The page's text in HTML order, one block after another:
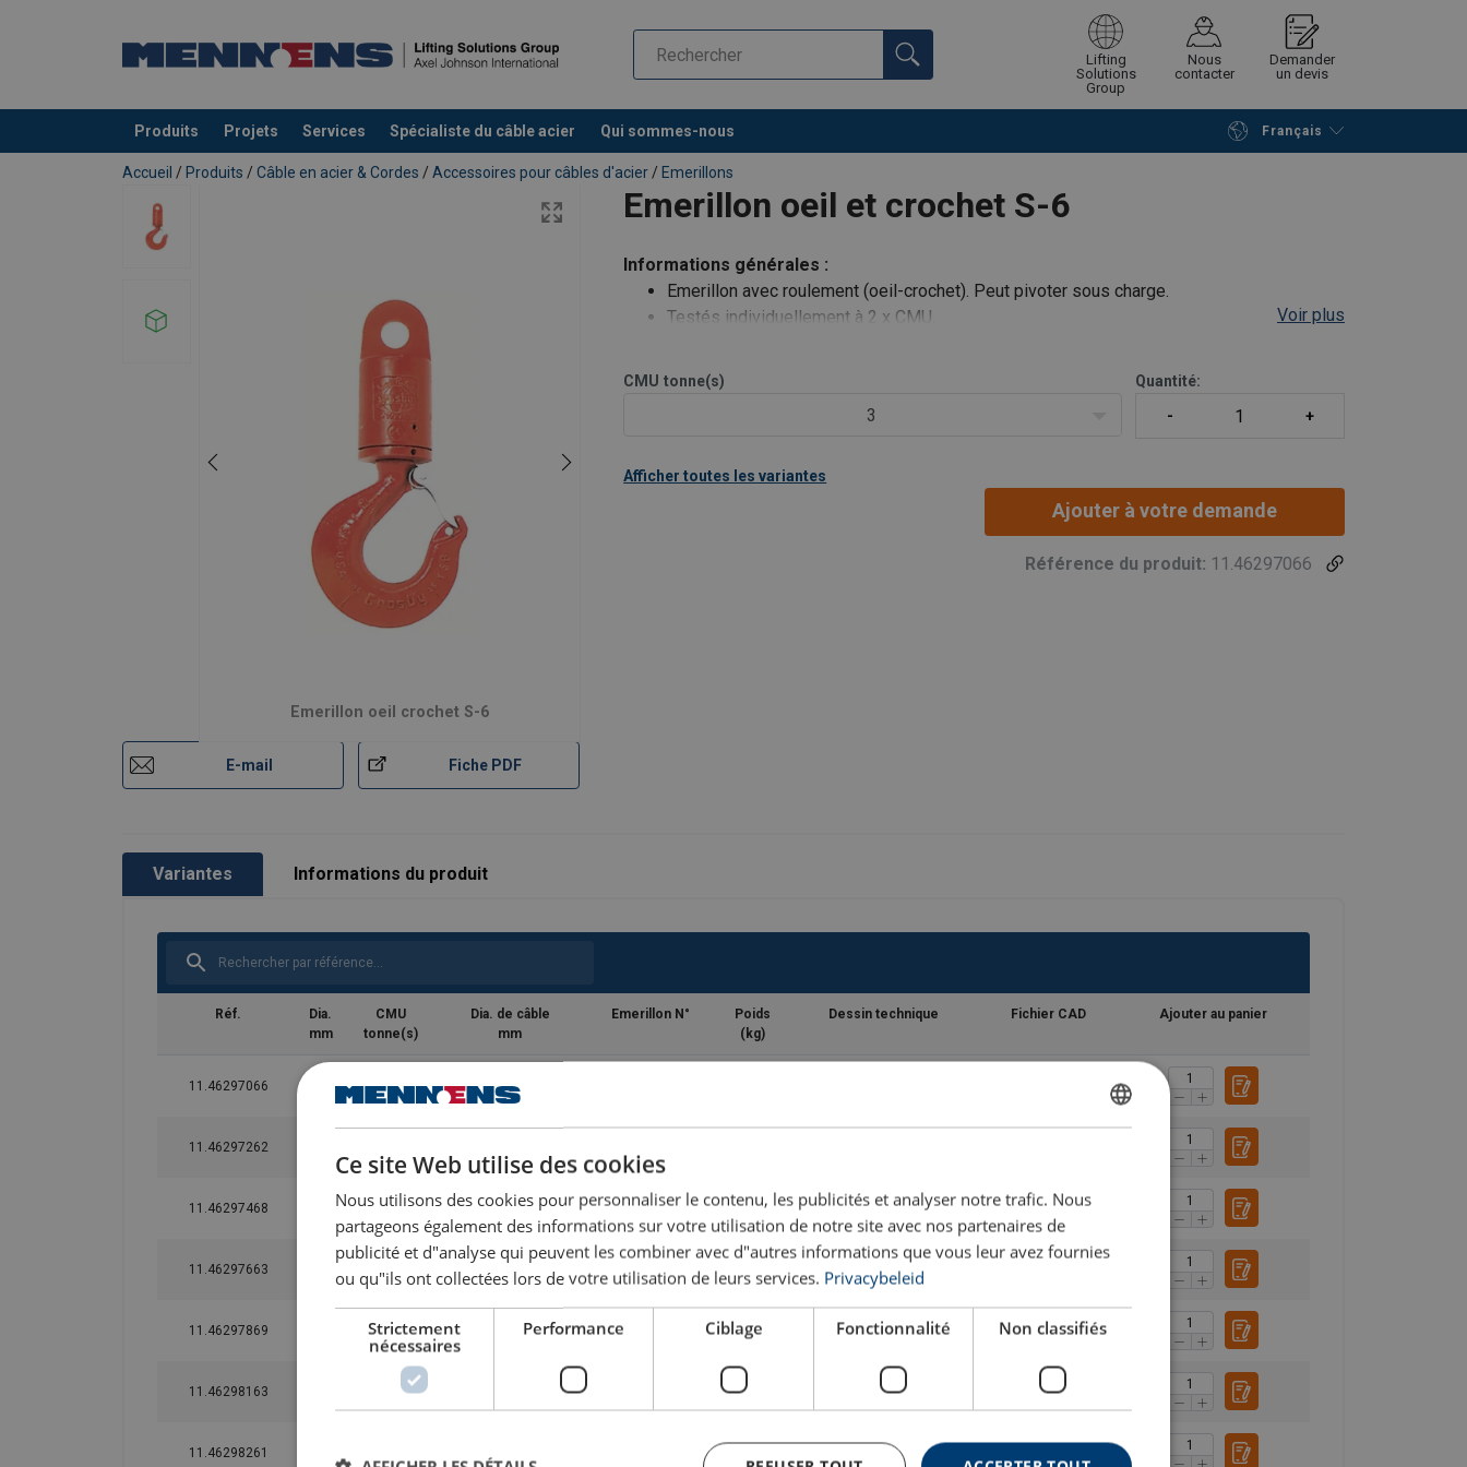
Lifting
Solutions
Group
Nous
contacter
Demander
un devis
Produits Projets Services Spécialiste du câble acier Qui sommes-nous Français
Ajouté au panier Poursuivre Envoyer demande
Accueil / Produits / Câble en acier & Cordes / Accessoires pour câbles d'acier / Emerillons
Emerillon oeil et crochet S-6
Emerillon oeil crochet S-6
E-mail Fiche PDF
Informations générales :
Emerillon avec roulement (oeil-crochet). Peut pivoter sous charge.
Testés individuellement à 2 x CMU.
Voir plus
CMU tonne(s)
3
Quantité:
Afficher toutes les variantes
Ajouter à votre demande
Référence du produit: 11.46297066
Variantes Informations du produit
Réf.
Dia.
mm
CMU
tonne(s)
Dia. de câble
mm
Emerillon N°
Poids
(kg)
Dessin technique Fichier CAD Ajouter au panier
11.46297066 3 13
11.46297262
11.46297468 8,5 19 8-S-6 14,5
11.46297663 10 22 10-S-6
11.46297869 15 28,6
11.46298163 61
11.46298261
DUTCH
FRENCH
Ce site Web utilise des cookies
Nous utilisons des cookies pour personnaliser le contenu, les publicités et analyser notre trafic. Nous
partageons également des informations sur votre utilisation de notre site avec nos partenaires de
publicité et d"analyse qui peuvent les combiner avec d"autres informations que vous leur avez fournies
ou qu"ils ont collectées lors de votre utilisation de leurs services. Privacybeleid
Strictement
nécessaires
Performance Ciblage Fonctionnalité Non classifiés